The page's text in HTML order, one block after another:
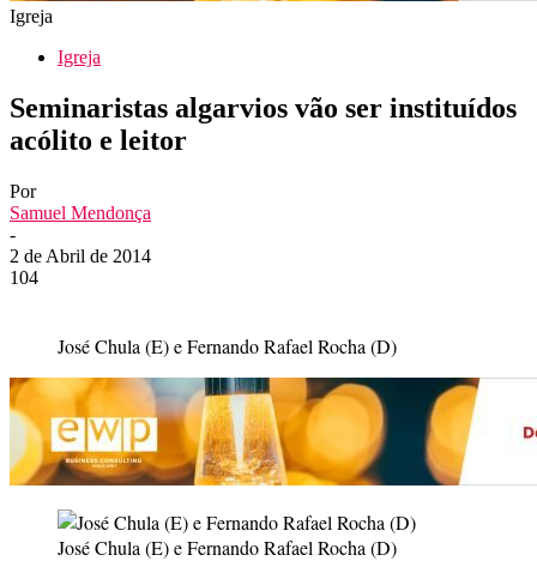
Igreja
Igreja
Seminaristas algarvios vão ser instituídos
acólito e leitor
Por
Samuel Mendonça
-
2 de Abril de 2014
104
José Chula (E) e Fernando Rafael Rocha (D)
José Chula (E) e Fernando Rafael Rocha (D)